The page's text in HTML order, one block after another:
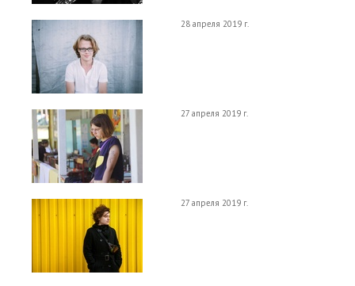
28 апреля 2019 г.
27 апреля 2019 г.
27 апреля 2019 г.